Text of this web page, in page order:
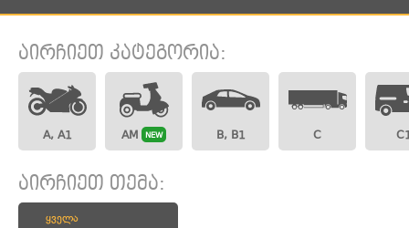
აირჩიეთ კატეგორია:
A, A1 AM NEW B, B1 C
აირჩიეთ თემა:
ყველა